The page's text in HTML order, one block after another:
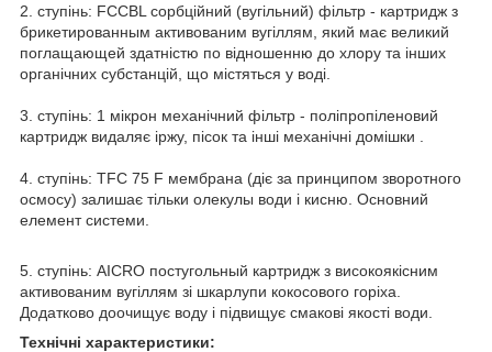
2. ступінь: FCCBL сорбційний (вугільний) фільтр - картридж з
брикетированным активованим вугіллям, який має великий
поглащающей здатністю по відношенню до хлору та інших
органічних субстанцій, що містяться у воді.
3. ступінь: 1 мікрон механічний фільтр - поліпропіленовий
картридж видаляє іржу, пісок та інші механічні домішки .
4. ступінь: TFC 75 F мембрана (діє за принципом зворотного
осмосу) залишає тільки олекулы води і кисню. Основний
елемент системи.
5. ступінь: AICRO постугольный картридж з високоякісним
активованим вугіллям зі шкарлупи кокосового горіха.
Додатково доочищує воду і підвищує смакові якості води.
Технічні характеристики: